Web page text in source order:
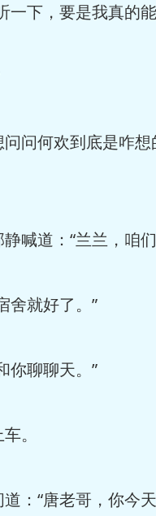
下，要是我真的
问何欢到底是咋
喊道：“兰兰，咱
舍就好了。”
你聊聊天。”
。
：“唐老哥，你今